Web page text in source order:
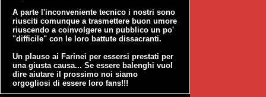
A parte l'inconveniente tecnico i nostri sono
riusciti comunque a trasmettere buon umore
riuscendo a coinvolgere un pubblico un po'
"difficile" con le loro battute dissacranti.
Un plauso ai Farinei per essersi prestati per
una giusta causa... Se essere balenghi vuol
dire aiutare il prossimo noi siamo
orgogliosi di essere loro fans!!!